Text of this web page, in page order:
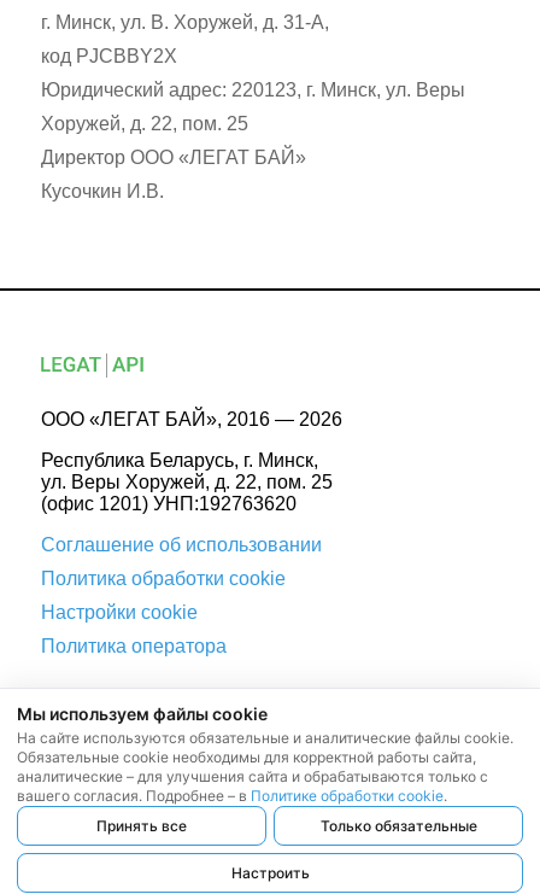
г. Минск, ул. В. Хоружей, д. 31-А,
код PJCBBY2X
Юридический адрес: 220123, г. Минск, ул. Веры
Хоружей, д. 22, пом. 25
Директор ООО «ЛЕГАТ БАЙ»
Кусочкин И.В.
ООО «ЛЕГАТ БАЙ», 2016 — 2026
Республика Беларусь, г. Минск,
ул. Веры Хоружей, д. 22, пом. 25
(офис 1201) УНП:192763620
Соглашение об использовании
Политика обработки cookie
Настройки cookie
Политика оператора
mail@legat.by
Viber канал
Telegram канал
Работаем с 9:00 до 18:00
Мы используем файлы cookie
На сайте используются обязательные и аналитические файлы cookie.
Обязательные cookie необходимы для корректной работы сайта,
аналитические – для улучшения сайта и обрабатываются только с
вашего согласия. Подробнее – в Политике обработки cookie.
Принять все
Только обязательные
Настроить